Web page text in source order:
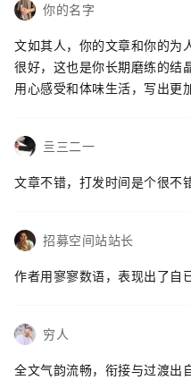
你的名字
文如其人，你的文章和你的为
很好，这也是你长期磨练的结
用心感受和体味生活，写出更
亖三二一
文章不错，打发时间是个很不
招募空间站站长
作者用寥寥数语，表现出了自
穷人
全文气韵流畅，衔接与过渡出